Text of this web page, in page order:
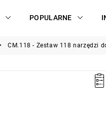
POPULARNE
CM.118 - Zestaw 118 narzędzi